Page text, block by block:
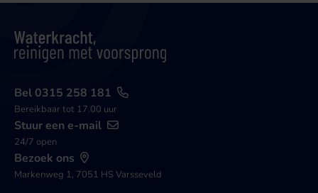
Bel 0315 258 181
Bereikbaar tot 17.00 uur
Stuur een e-mail
24/7 open
Bezoek ons
Markenweg 1, 7051 HS Varsseveld